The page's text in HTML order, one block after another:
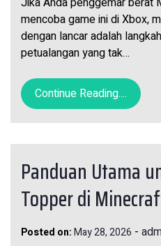
mencoba game ini di Xbox,
dengan lancar adalah
petualangan yang tak…
Continue Reading....
Panduan Utama
Topper di
Posted on:May 28, 2026 -